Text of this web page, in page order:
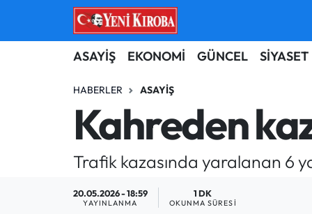
ASAYİŞ EKONOMİ GÜNCEL SİYASET
HABERLER ASAYIŞ
Kahreden
Trafik kazasında yaralanan 6
20.05.2026 - 18:59
YAYINLANMA
1 DK
OKUNMA SÜRESI
ASAYİŞ
BİLİM-TEKNOLOJİ
DÜNYA
EĞİTİM
Aydın Nöbetçi Eczaneler
Aydın Hava Durumu
Aydin Namaz Vakitleri
Aydın Trafik Yoğunluk Haritası
Süper Lig Puan Durumu ve Fikstür